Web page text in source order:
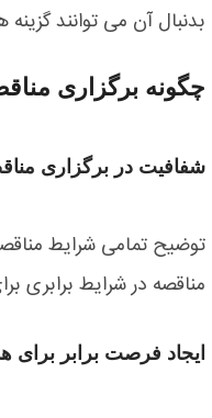
بدنبال آن می توانند
چگونه برگزاری
شفافیت در برگزاری
توضیح تمامی شرایط
مناقصه در شرایط برابری
ایجاد فرصت برابر برای